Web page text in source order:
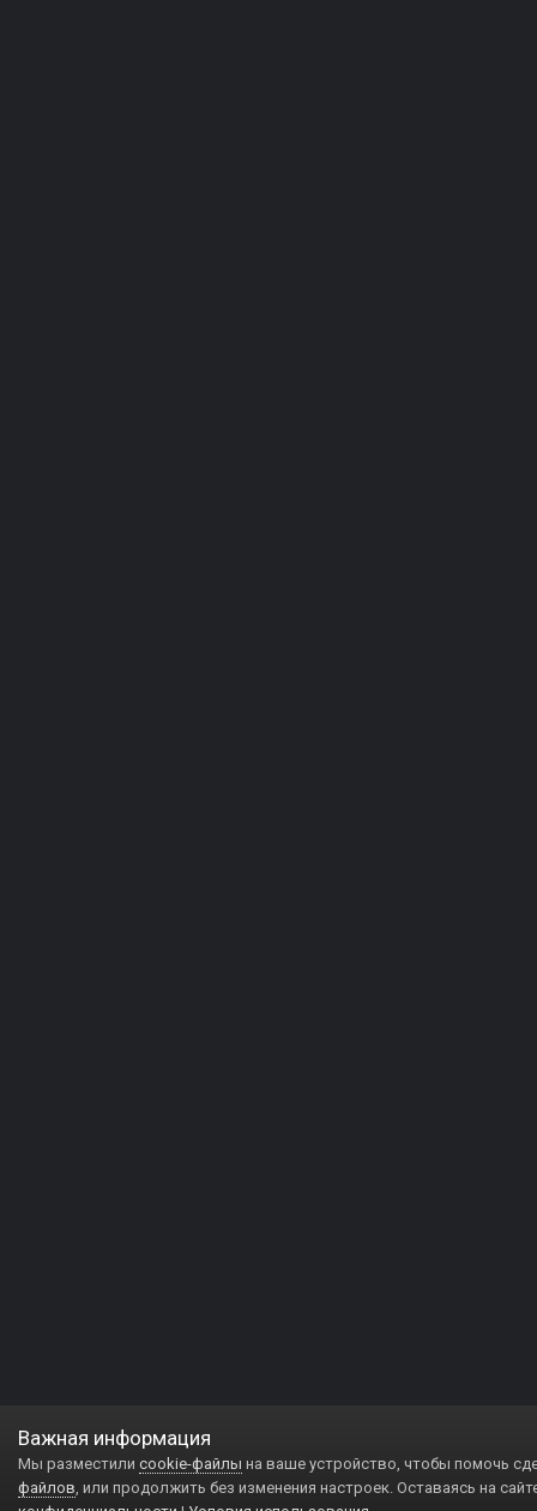
Важная информация
Мы разместили cookie-файлы на ваше устройство, чтобы помочь
файлов, или продолжить без изменения настроек. Оставаясь на